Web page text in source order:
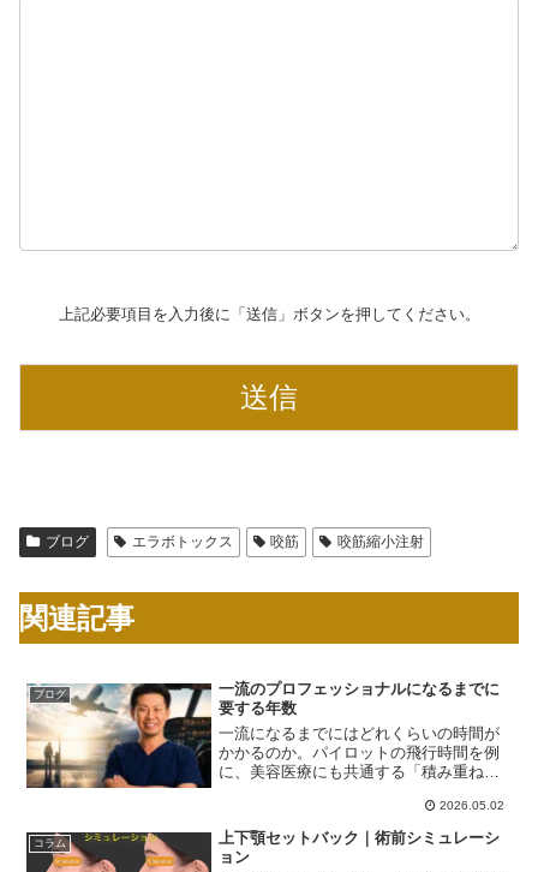
上記必要項目を入力後に「送信」ボタンを押してください。
ブログ エラボトックス 咬筋 咬筋縮小注射
関連記事
ブログ
一流のプロフェッショナルになるまでに
要する年数
一流になるまでにはどれくらいの時間が
かかるのか。パイロットの飛行時間を例
に、美容医療にも共通する「積み重ね」
2026.05.02
コラム
上下顎セットバック｜術前シミュレーシ
ョン